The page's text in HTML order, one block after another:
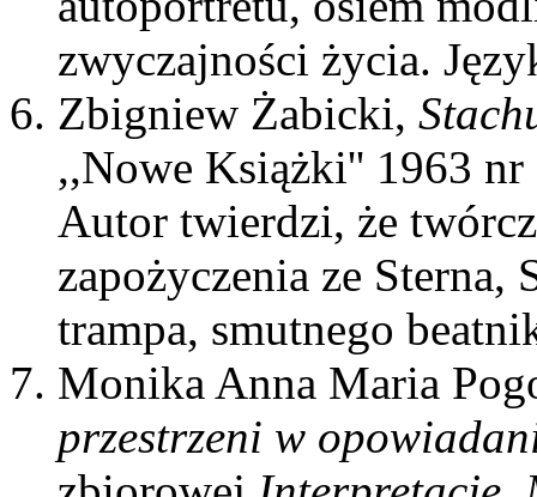
zwyczajności życia.
Zbigniew Żabicki,
,,Nowe Książki'' 1963 nr
Autor twierdzi, że
zapożyczenia ze Sterna,
trampa, smutnego
Monika Anna Maria
przestrzeni w